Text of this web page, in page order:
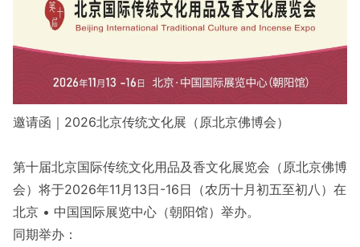
邀请函｜2026北京传统文化展（原北京佛博会）
第十届北京国际传统文化用品及香文化展览会（原北京佛博
会）将于2026年11月13日-16日（农历十月初五至初八）在
北京 • 中国国际展览中心（朝阳馆）举办。
同期举办：